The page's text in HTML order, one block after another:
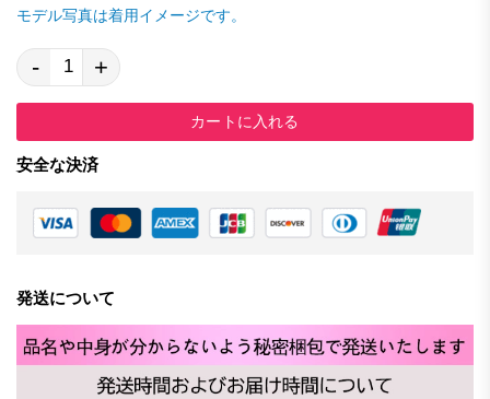
モデル写真は着用イメージです。
- +
カートに入れる
安全な決済
発送について